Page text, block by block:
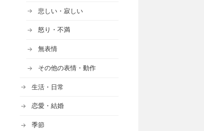
悲しい・寂しい
怒り・不満
無表情
その他の表情・動作
生活・日常
恋愛・結婚
季節